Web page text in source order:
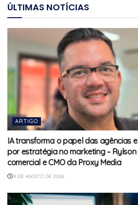
ÚLTIMAS NOTÍCIAS
ARTIGO
IA transforma o papel das agências
por estratégia no marketing –
comercial e CMO da Proxy Media
8 DE AGOSTO DE 2026